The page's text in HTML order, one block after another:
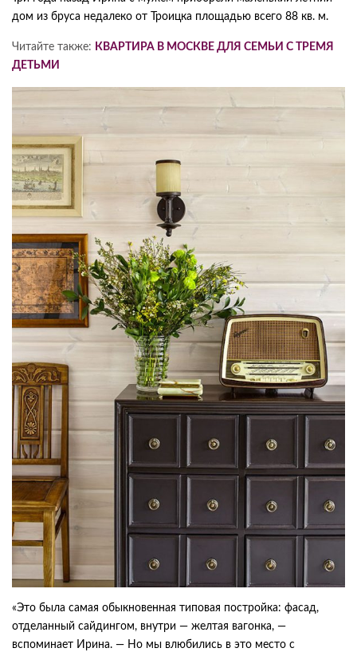
дом из бруса недалеко от Троицка площадью всего 88 кв. м.
Читайте также: КВАРТИРА В МОСКВЕ ДЛЯ СЕМЬИ С ТРЕМЯ
ДЕТЬМИ
«Это была самая обыкновенная типовая постройка: фасад,
отделанный сайдингом, внутри — желтая вагонка, —
вспоминает Ирина. — Но мы влюбились в это место с